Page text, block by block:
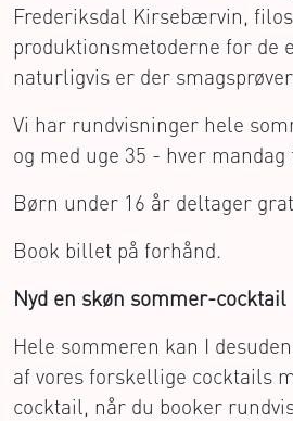
Frederiksdal Kirsebærvin,
produktionsmetoderne for de
naturligvis er der
Vi har rundvisninger hele
og med uge 35 - hver
Børn under 16 år deltager
Book billet på forhånd.
Nyd en skøn sommer-cocktail
Hele sommeren kan I
af vores forskellige cocktails
cocktail, når du booker